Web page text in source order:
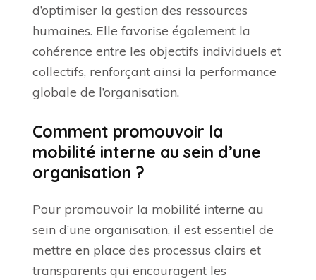
d’optimiser la gestion des ressources
humaines. Elle favorise également la
cohérence entre les objectifs individuels et
collectifs, renforçant ainsi la performance
globale de l’organisation.
Comment promouvoir la
mobilité interne au sein d’une
organisation ?
Pour promouvoir la mobilité interne au
sein d’une organisation, il est essentiel de
mettre en place des processus clairs et
transparents qui encouragent les